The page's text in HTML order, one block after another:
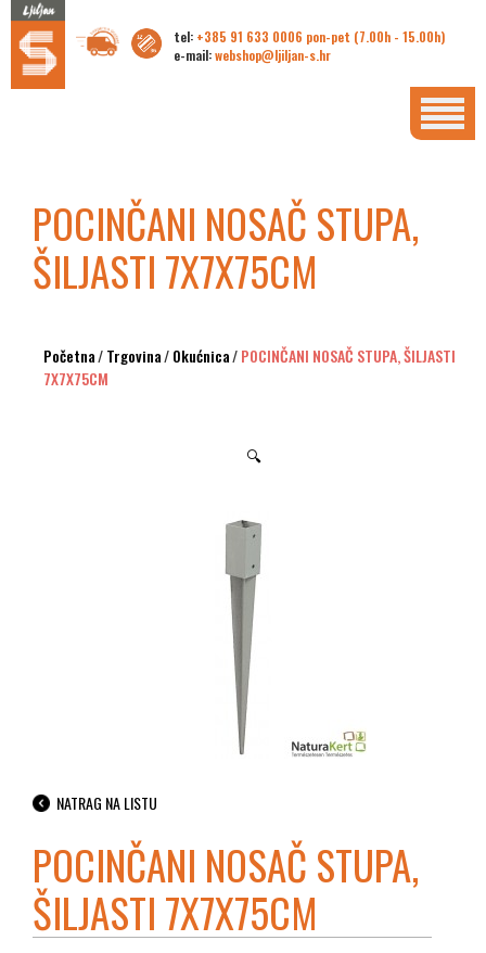
tel: +385 91 633 0006 pon-pet (7.00h - 15.00h)
e-mail:webshop@ljiljan-s.hr
POCINČANI NOSAČ STUPA,
ŠILJASTI 7X7X75CM
Početna/Trgovina/Okućnica/POCINČANI NOSAČ STUPA, ŠILJASTI
7X7X75CM
🔍
NATRAG NA LISTU
POCINČANI NOSAČ STUPA,
ŠILJASTI 7X7X75CM